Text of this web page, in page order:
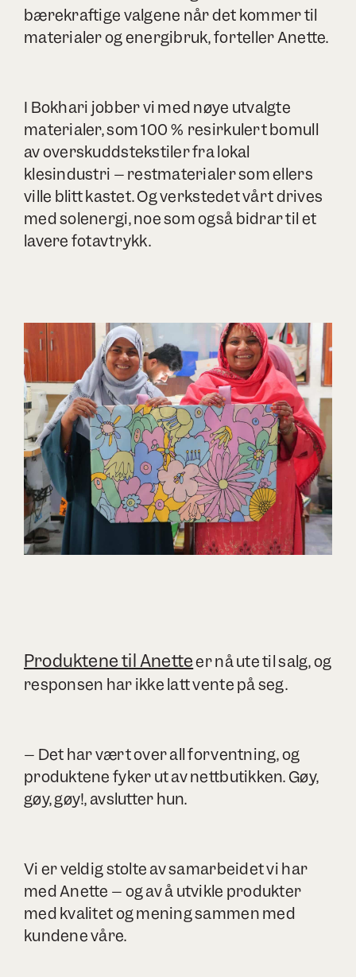
bærekraftige valgene når det kommer til
materialer og energibruk, forteller Anette.
I Bokhari jobber vi med nøye utvalgte
materialer, som 100 % resirkulert bomull
av overskuddstekstiler fra lokal
klesindustri – restmaterialer som ellers
ville blitt kastet. Og verkstedet vårt drives
med solenergi, noe som også bidrar til et
lavere fotavtrykk.
Produktene til Anetteer nå ute til salg, og
responsen har ikke latt vente på seg.
– Det har vært over all forventning, og
produktene fyker ut av nettbutikken. Gøy,
gøy, gøy!, avslutter hun.
Vi er veldig stolte av samarbeidet vi har
med Anette – og av å utvikle produkter
med kvalitet og mening sammen med
kundene våre.